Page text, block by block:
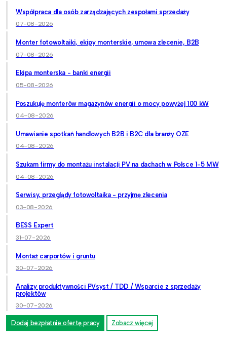
Współpraca dla osób zarządzających zespołami sprzedaży
07-08-2026
Monter fotowoltaiki, ekipy monterskie, umowa zlecenie, B2B
07-08-2026
Ekipa monterska - banki energii
05-08-2026
Poszukuję monterów magazynów energii o mocy powyżej 100 kW
04-08-2026
Umawianie spotkań handlowych B2B i B2C dla branży OZE
04-08-2026
Szukam firmy do montażu instalacji PV na dachach w Polsce 1-5 MW
04-08-2026
Serwisy, przeglądy fotowoltaika - przyjmę zlecenia
03-08-2026
BESS Expert
31-07-2026
Montaż carportów i gruntu
30-07-2026
Analizy produktywności PVsyst / TDD / Wsparcie z sprzedaży
projektów
30-07-2026
Dodaj bezpłatnie ofertę pracy Zobacz więcej